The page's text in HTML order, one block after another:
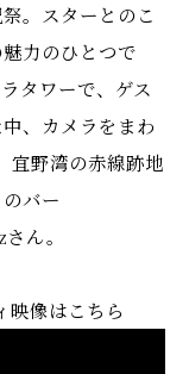
。スターとのこ
力のひとつで
タワーで、ゲス
、カメラをまわ
宜野湾の赤線跡地
バー
ん。
映像はこちら